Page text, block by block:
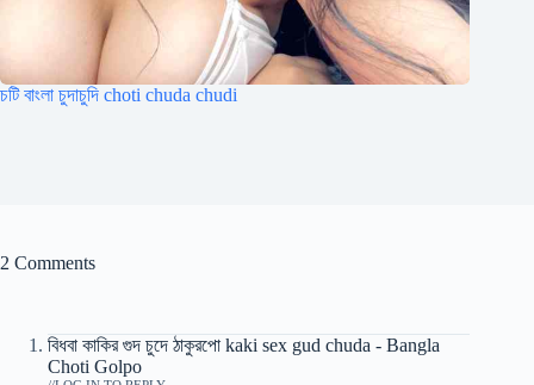
চটি বাংলা চুদাচুদি choti chuda chudi
2 Comments
বিধবা কাকির গুদ চুদে ঠাকুরপো kaki sex gud chuda - Bangla
Choti Golpo